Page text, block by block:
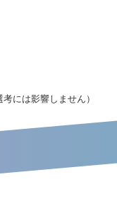
には影響しません）